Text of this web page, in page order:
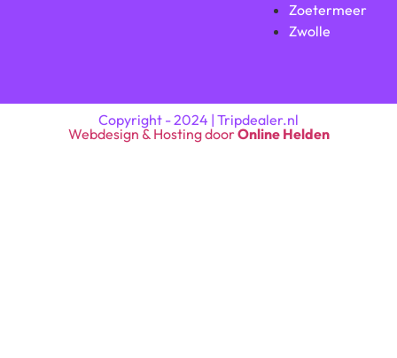
Zoetermeer
Zwolle
Copyright - 2024 | Tripdealer.nl
Webdesign & Hosting doorOnline Helden